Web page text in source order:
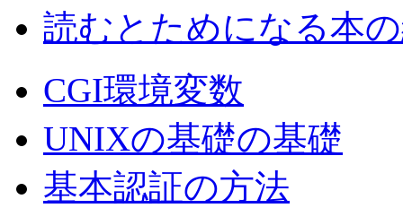
読むとためになる本
CGI環境変数
UNIXの基礎の基礎
基本認証の方法